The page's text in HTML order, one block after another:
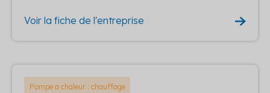
Voir la fiche de l'entreprise
Pompe a chaleur : chauffage